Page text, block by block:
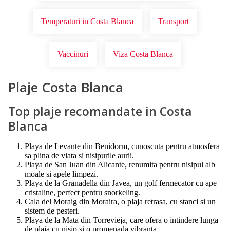
Temperaturi in Costa Blanca Transport
Vaccinuri Viza Costa Blanca
Plaje Costa Blanca
Top plaje recomandate in Costa
Blanca
Playa de Levante din Benidorm, cunoscuta pentru atmosfera
sa plina de viata si nisipurile aurii.
Playa de San Juan din Alicante, renumita pentru nisipul alb
moale si apele limpezi.
Playa de la Granadella din Javea, un golf fermecator cu ape
cristaline, perfect pentru snorkeling.
Cala del Moraig din Moraira, o plaja retrasa, cu stanci si un
sistem de pesteri.
Playa de la Mata din Torrevieja, care ofera o intindere lunga
de plaja cu nisip si o promenada vibranta.